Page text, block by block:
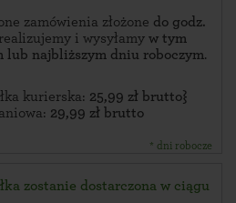
zamówienia złożone do godz.
realizujemy i wysyłamy w tym
lub najbliższym dniu roboczym.
kurierska: 25,99 zł brutto}
29,99 zł brutto
* dni robocze
zostanie dostarczona w ciągu